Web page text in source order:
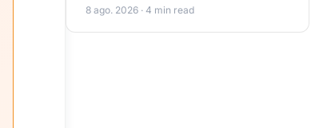
8 ago. 2026 · 4 min read